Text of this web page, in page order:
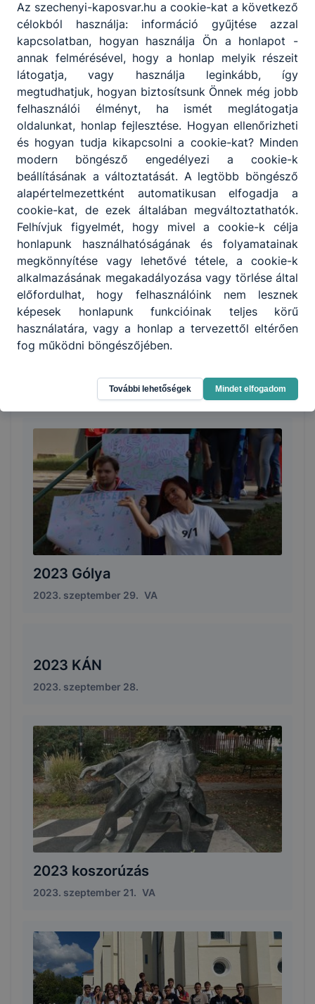
2023/2024. tanév
2023 Nyílt Nap
2023. október 14. VA
2023. október 12.
2023 Gólya
2023. szeptember 29. VA
2023 KÁN
2023. szeptember 28.
2023 koszorúzás
2023. szeptember 21. VA
Az szechenyi-kaposvar.hu a cookie-kat a következő
célokból használja: információ gyűjtése azzal
kapcsolatban, hogyan használja Ön a honlapot -
annak felmérésével, hogy a honlap melyik részeit
látogatja, vagy használja leginkább, így
megtudhatjuk, hogyan biztosítsunk Önnek még jobb
felhasználói élményt, ha ismét meglátogatja
oldalunkat, honlap fejlesztése. Hogyan ellenőrizheti
és hogyan tudja kikapcsolni a cookie-kat? Minden
modern böngésző engedélyezi a cookie-k
beállításának a változtatását. A legtöbb böngésző
alapértelmezettként automatikusan elfogadja a
cookie-kat, de ezek általában megváltoztathatók.
Felhívjuk figyelmét, hogy mivel a cookie-k célja
honlapunk használhatóságának és folyamatainak
megkönnyítése vagy lehetővé tétele, a cookie-k
alkalmazásának megakadályozása vagy törlése által
előfordulhat, hogy felhasználóink nem lesznek
képesek honlapunk funkcióinak teljes körű
használatára, vagy a honlap a tervezettől eltérően
fog működni böngészőjében.
További lehetőségek Mindet elfogadom